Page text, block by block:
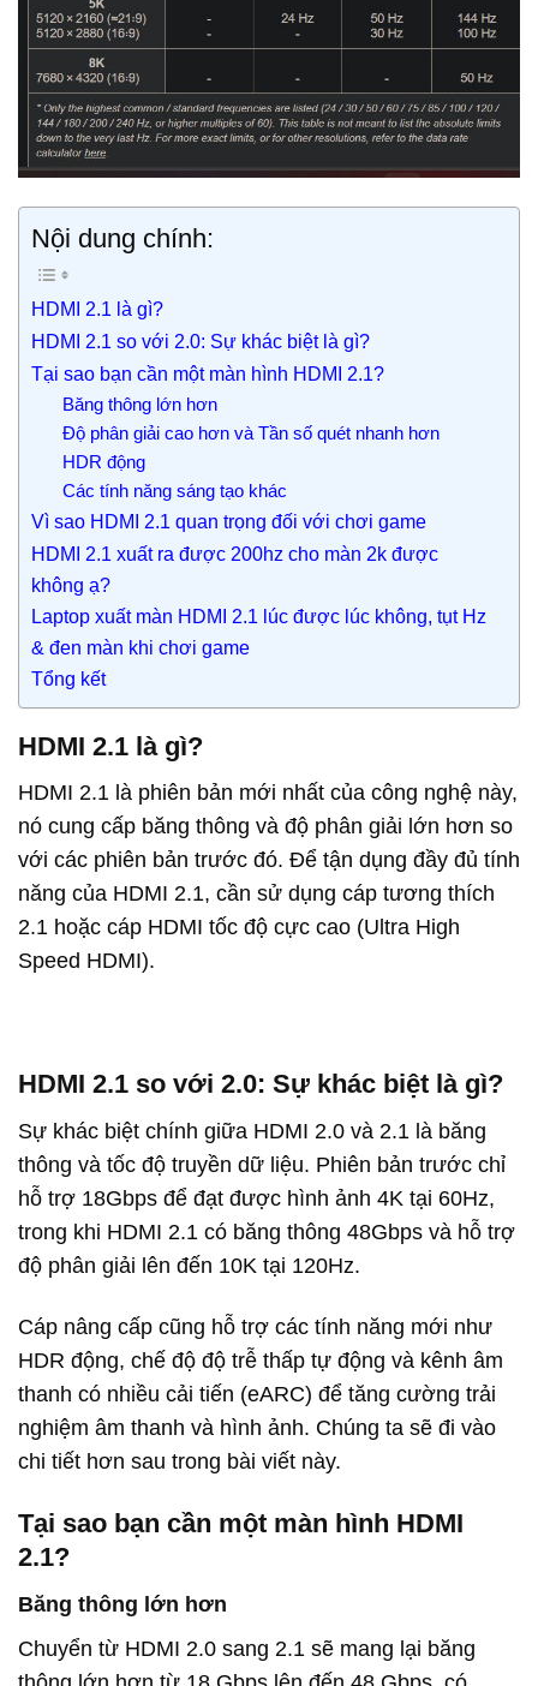
Nội dung chính:
HDMI 2.1 là gì?
HDMI 2.1 so với 2.0: Sự khác biệt là gì?
Tại sao bạn cần một màn hình HDMI 2.1?
Băng thông lớn hơn
Độ phân giải cao hơn và Tần số quét nhanh hơn
HDR động
Các tính năng sáng tạo khác
Vì sao HDMI 2.1 quan trọng đối với chơi game
HDMI 2.1 xuất ra được 200hz cho màn 2k được
không ạ?
Laptop xuất màn HDMI 2.1 lúc được lúc không, tụt Hz
& đen màn khi chơi game
Tổng kết
HDMI 2.1 là gì?
HDMI 2.1 là phiên bản mới nhất của công nghệ này,
nó cung cấp băng thông và độ phân giải lớn hơn so
với các phiên bản trước đó. Để tận dụng đầy đủ tính
năng của HDMI 2.1, cần sử dụng cáp tương thích
2.1 hoặc cáp HDMI tốc độ cực cao (Ultra High
Speed HDMI).
HDMI 2.1 so với 2.0: Sự khác biệt là gì?
Sự khác biệt chính giữa HDMI 2.0 và 2.1 là băng
thông và tốc độ truyền dữ liệu. Phiên bản trước chỉ
hỗ trợ 18Gbps để đạt được hình ảnh 4K tại 60Hz,
trong khi HDMI 2.1 có băng thông 48Gbps và hỗ trợ
độ phân giải lên đến 10K tại 120Hz.
Cáp nâng cấp cũng hỗ trợ các tính năng mới như
HDR động, chế độ độ trễ thấp tự động và kênh âm
thanh có nhiều cải tiến (eARC) để tăng cường trải
nghiệm âm thanh và hình ảnh. Chúng ta sẽ đi vào
chi tiết hơn sau trong bài viết này.
Tại sao bạn cần một màn hình HDMI
2.1?
Băng thông lớn hơn
Chuyển từ HDMI 2.0 sang 2.1 sẽ mang lại băng